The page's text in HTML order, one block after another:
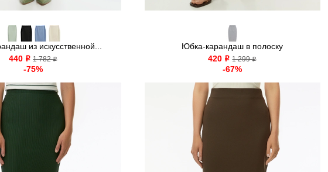
из искусственной...
440 o 1 782o
-75%
Юбка-карандаш в полоску
420 o 1 299o
-67%